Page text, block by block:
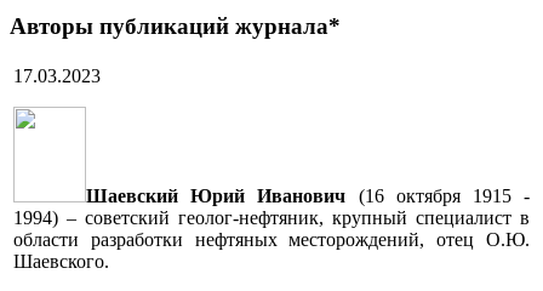
Авторы публикаций журнала*
17.03.2023
Шаевский Юрий Иванович (16 октября 1915 -
1994) – советский геолог-нефтяник, крупный специалист в
области разработки нефтяных месторождений, отец О.Ю.
Шаевского.